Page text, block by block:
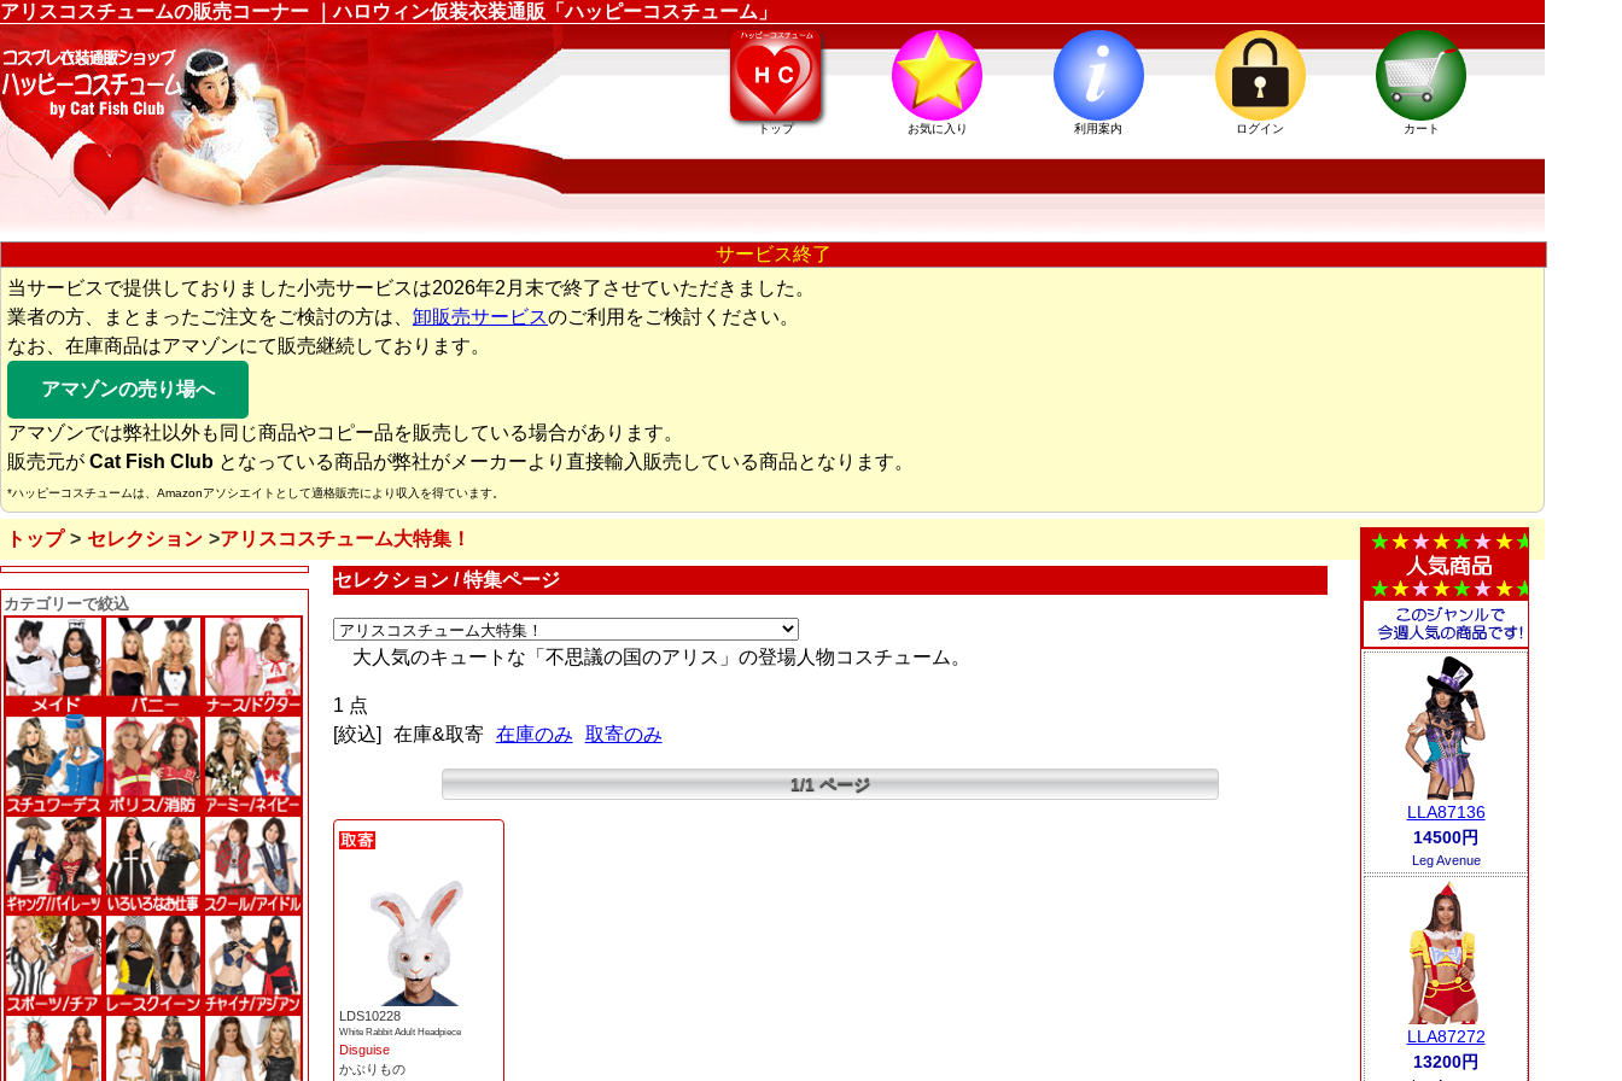
アリスコスチュームの販売コーナー ｜ハロウィン仮装衣装通販「ハッピーコスチューム」
トップ お気に入り 利用案内 ログイン カート
サービス終了
当サービスで提供しておりました小売サービスは2026年2月末で終了させていただきました。
業者の方、まとまったご注文をご検討の方は、 卸販売サービスのご利用をご検討ください。
なお、在庫商品はアマゾンにて販売継続しております。
アマゾンの売り場へ
アマゾンでは弊社以外も同じ商品やコピー品を販売している場合があります。
販売元が Cat Fish Club となっている商品が弊社がメーカーより直接輸入販売している商品となります。
*ハッピーコスチュームは、Amazonアソシエイトとして適格販売により収入を得ています。
トップ セレクション アリスコスチューム大特集！
カテゴリーで絞込
セレクション / 特集ページ
大人気のキュートな「不思議の国のアリス」の登場人物コスチューム。
1 点
[絞込]
在庫&取寄 在庫のみ 取寄のみ
1/1 ページ
LDS10228
White Rabbit Adult Headpiece
Disguise
かぶりもの
LLA87136
14500円
Leg Avenue
LLA87272
13200円